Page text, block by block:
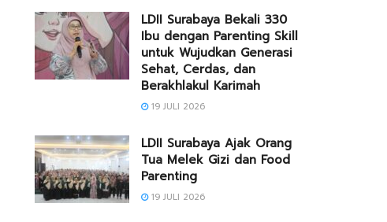
LDII Surabaya Bekali 330
Ibu dengan Parenting Skill
untuk Wujudkan Generasi
Sehat, Cerdas, dan
Berakhlakul Karimah
19 JULI 2026
LDII Surabaya Ajak Orang
Tua Melek Gizi dan Food
Parenting
19 JULI 2026